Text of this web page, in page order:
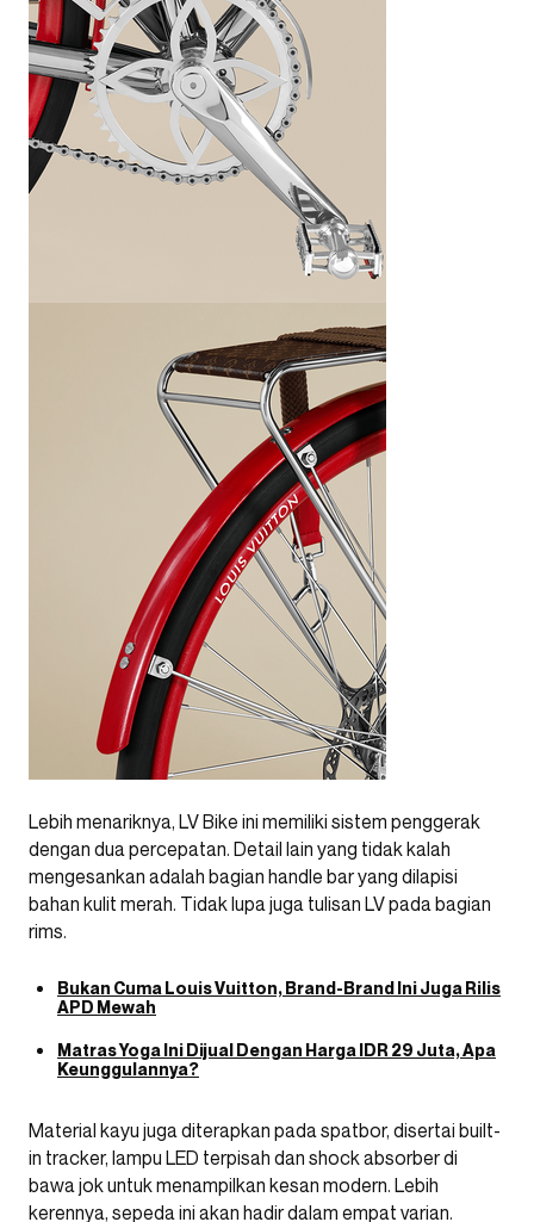
Lebih menariknya, LV Bike ini memiliki sistem penggerak
dengan dua percepatan. Detail lain yang tidak kalah
mengesankan adalah bagian handle bar yang dilapisi
bahan kulit merah. Tidak lupa juga tulisan LV pada bagian
rims.
Bukan Cuma Louis Vuitton, Brand-Brand Ini Juga Rilis
APD Mewah
Matras Yoga Ini Dijual Dengan Harga IDR 29 Juta, Apa
Keunggulannya?
Material kayu juga diterapkan pada spatbor, disertai built-
in tracker, lampu LED terpisah dan shock absorber di
bawa jok untuk menampilkan kesan modern. Lebih
kerennya, sepeda ini akan hadir dalam empat varian.